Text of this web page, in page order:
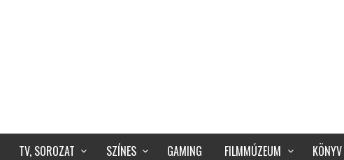
TV, SOROZAT SZÍNES GAMING FILMMÚZEUM KÖNYV